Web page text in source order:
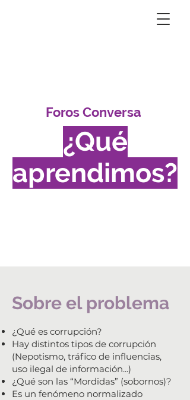
Foros Conversa
¿Qué
aprendimos?
Sobre el problema
¿Qué es corrupción?
Hay distintos tipos de corrupción
(Nepotismo, tráfico de influencias,
uso ilegal de información...)
¿Qué son las “Mordidas” (sobornos)?
Es un fenómeno normalizado